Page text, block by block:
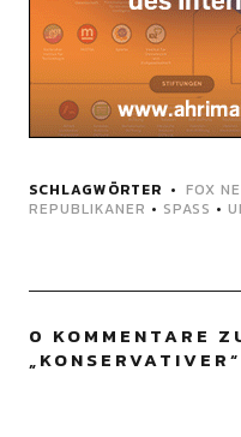
SCHLAGWÖRTER FOX
REPUBLIKANER • SPASS •
0 KOMMENTARE